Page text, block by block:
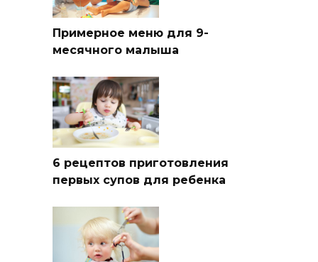
Примерное меню для 9-
месячного малыша
6 рецептов приготовления
первых супов для ребенка